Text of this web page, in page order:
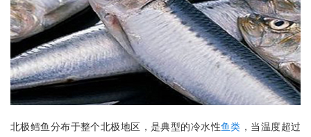
北极鳕鱼分布于整个北极地区，是典型的冷水性鱼类 ，当温度超过